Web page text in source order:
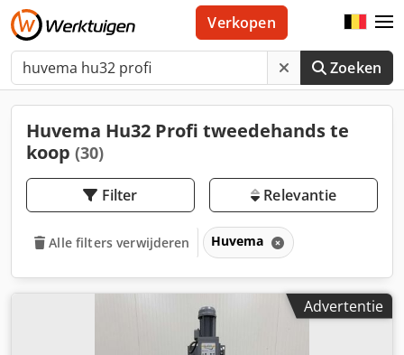
Zoeken
Verkopen
Huvema Hu32 Profi tweedehands te
koop (30)
Filter Relevantie
Alle filters verwijderen Huvema
Advertentie